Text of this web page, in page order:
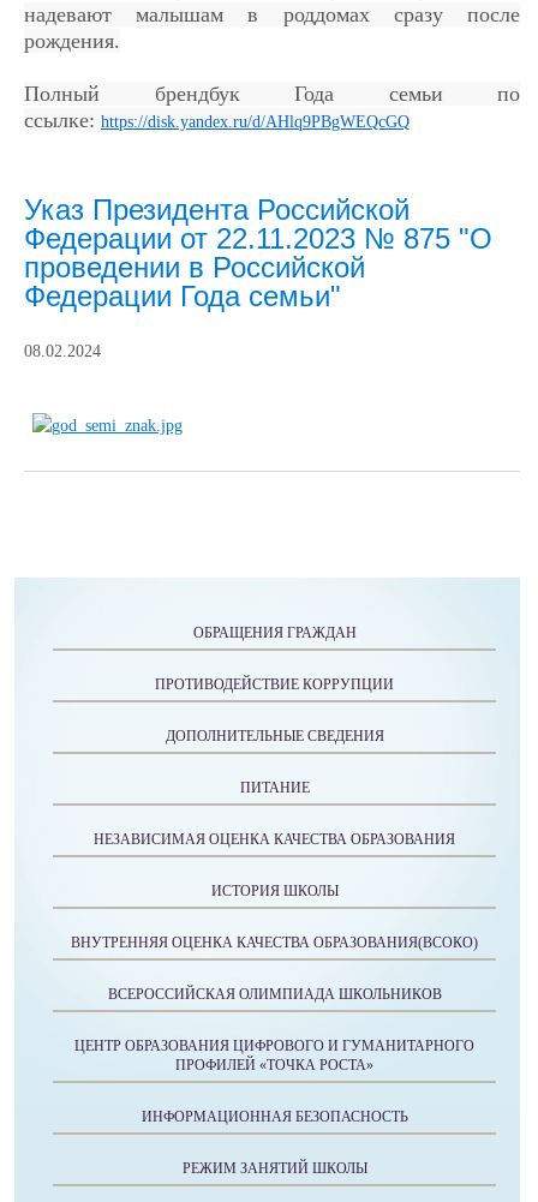
надевают малышам в роддомах сразу после
рождения.
Полный брендбук Года семьи по
ссылке: https://disk.yandex.ru/d/AHlq9PBgWEQcGQ
Указ Президента Российской
Федерации от 22.11.2023 № 875 "О
проведении в Российской
Федерации Года семьи"
08.02.2024
ОБРАЩЕНИЯ ГРАЖДАН
ПРОТИВОДЕЙСТВИЕ КОРРУПЦИИ
ДОПОЛНИТЕЛЬНЫЕ СВЕДЕНИЯ
ПИТАНИЕ
НЕЗАВИСИМАЯ ОЦЕНКА КАЧЕСТВА ОБРАЗОВАНИЯ
ИСТОРИЯ ШКОЛЫ
ВНУТРЕННЯЯ ОЦЕНКА КАЧЕСТВА ОБРАЗОВАНИЯ(ВСОКО)
ВСЕРОССИЙСКАЯ ОЛИМПИАДА ШКОЛЬНИКОВ
ЦЕНТР ОБРАЗОВАНИЯ ЦИФРОВОГО И ГУМАНИТАРНОГО
ПРОФИЛЕЙ «ТОЧКА РОСТА»
ИНФОРМАЦИОННАЯ БЕЗОПАСНОСТЬ
РЕЖИМ ЗАНЯТИЙ ШКОЛЫ